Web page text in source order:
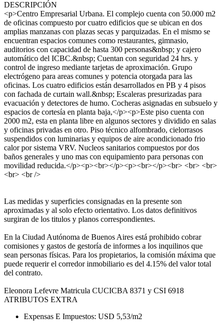
DESCRIPCIÓN
<p>Centro Empresarial Urbana. El complejo cuenta con 50.000 m2
de oficinas compuesto por cuatro edificios que se ubican en dos
amplias manzanas con plazas secas y parquizadas. En el mismo se
encuentran espacios comunes como restaurantes, gimnasio,
auditorios con capacidad de hasta 300 personas&nbsp; y cajero
automático del ICBC.&nbsp; Cuentan con seguridad 24 hrs. y
control de ingreso mediante tarjetas de aproximación. Grupo
electrógeno para areas comunes y potencia otorgada para las
oficinas. Los cuatro edificios están desarrollados en PB y 4 pisos
con fachada de curtain wall.&nbsp; Escaleras presurizadas para
evacuación y detectores de humo. Cocheras asignadas en subsuelo y
espacios de cortesía en planta baja,</p><p>Este piso cuenta con
2000 m2, esta en planta libre en algunos sectores y dividido en salas
y oficinas privadas en otro. Piso técnico alfombrado, cielorrasos
suspendidos con luminarias y equipos de aire acondicionado frio
calor por sistema VRV. Nucleos sanitarios compuestos por dos
baños generales y uno mas con equipamiento para personas con
movilidad reducida.</p><p><br></p><p><br></p><br> <br> <br>
<br> <br />
Las medidas y superficies consignadas en la presente son
aproximadas y al solo efecto orientativo. Los datos definitivos
surgiran de los titulos y planos correspondientes.
En la Ciudad Autónoma de Buenos Aires está prohibido cobrar
comisiones y gastos de gestoría de informes a los inquilinos que
sean personas físicas. Para los propietarios, la comisión máxima que
puede requerir el corredor inmobiliario es del 4.15% del valor total
del contrato.
Eleonora Lefevre Matricula CUCICBA 8371 y CSI 6918
ATRIBUTOS EXTRA
Expensas E Impuestos: USD 5,53/m2